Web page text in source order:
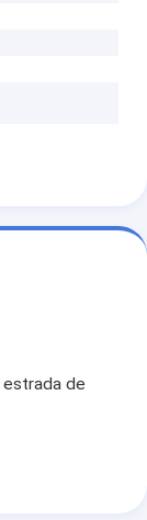
estrada de